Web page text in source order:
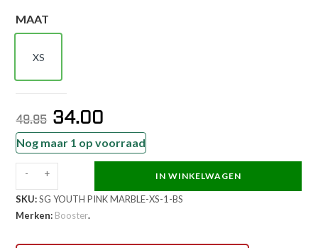
MAAT
XS
XS
49.95 Oorspronkelijke
prijs
was:
34.00
prijs
is:
Nog maar 1 op voorraad
SG
YOUTH
- + IN WINKELWAGEN
SKU:SG YOUTH PINK MARBLE-XS-1-BS
Merken: Booster.